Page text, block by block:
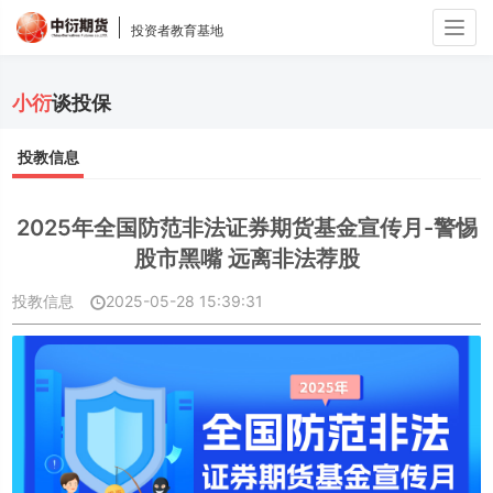
投资者教育基地
小衍谈投保
投教信息
2025年全国防范非法证券期货基金宣传月-警惕
股市黑嘴 远离非法荐股
投教信息 2025-05-28 15:39:31